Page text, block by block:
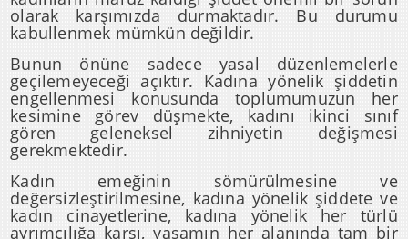
olarak karşımızda durmaktadır. Bu durumu
kabullenmek mümkün değildir.
Bunun önüne sadece yasal düzenlemelerle
geçilemeyeceği açıktır. Kadına yönelik şiddetin
engellenmesi konusunda toplumumuzun her
kesimine görev düşmekte, kadını ikinci sınıf
gören geleneksel zihniyetin değişmesi
gerekmektedir.
Kadın emeğinin sömürülmesine ve
değersizleştirilmesine, kadına yönelik şiddete ve
kadın cinayetlerine, kadına yönelik her türlü
ayrımcılığa karşı, yaşamın her alanında tam bir